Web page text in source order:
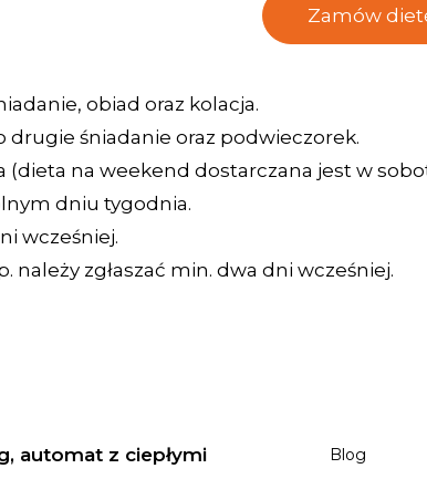
Zamów
obiad oraz kolacja.
drugie śniadanie oraz podwieczorek.
(dieta na weekend dostarczana jest w
dniu tygodnia.
wcześniej.
zgłaszać min. dwa dni wcześniej.
automat z ciepłymi
Blog